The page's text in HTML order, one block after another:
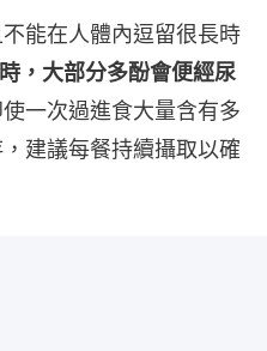
能在人體內逗留很長時
，大部分多酚會便經尿
一次過進食大量含有多
建議每餐持續攝取以確